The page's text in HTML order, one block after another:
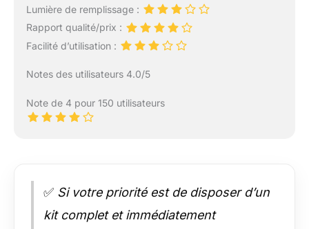
Lumière de remplissage :
Rapport qualité/prix :
Facilité d’utilisation :
Notes des utilisateurs 4.0/5
Note de 4 pour 150 utilisateurs
✅ Si votre priorité est de disposer d’un
kit complet et immédiatement